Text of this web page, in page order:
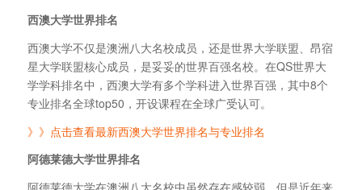
西澳大学世界排名
西澳大学不仅是澳洲八大名校成员，还是世界大学联盟、昂宿
星大学联盟核心成员，是妥妥的世界百强名校。在QS世界大
学学科排名中，西澳大学有多个学科进入世界百强，其中8个
专业排名全球top50，开设课程在全球广受认可。
》》点击查看最新西澳大学世界排名与专业排名
阿德莱德大学世界排名